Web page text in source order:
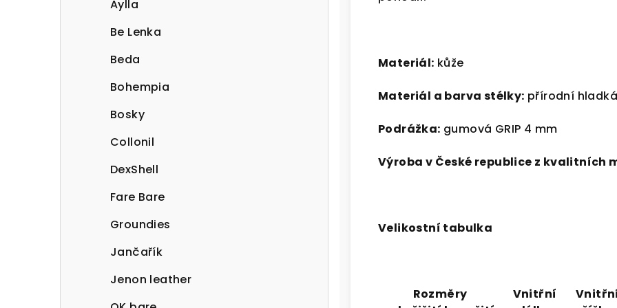
Aylla
Be Lenka
Beda
Bohempia
Bosky
Collonil
DexShell
Fare Bare
Groundies
Jančařík
Jenon leather
Materiál: kůže
Materiál a barva stélky: přírodní
Podrážka: gumová GRIP 4 mm
Výroba v České republice z kvalitních
Velikostní tabulka
Rozměry
Vnitřní